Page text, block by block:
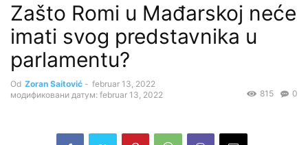
Zašto Romi u Mađarskoj neće
imati svog predstavnika u
parlamentu?
Od Zoran Saitović - februar 13, 2022
модификовани датум: februar 13, 2022
0
815